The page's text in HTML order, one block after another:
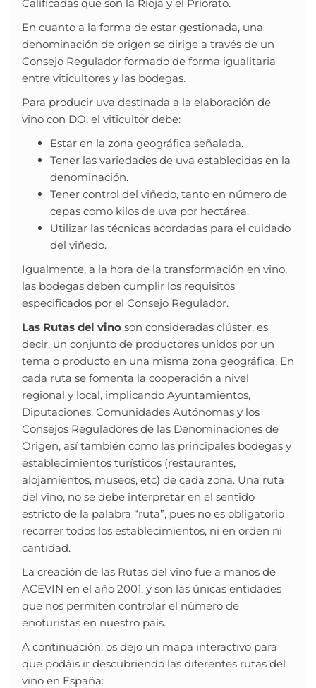
Calificadas que son la Rioja y el Priorato.
En cuanto a la forma de estar gestionada, una
denominación de origen se dirige a través de un
Consejo Regulador formado de forma igualitaria
entre viticultores y las bodegas.
Para producir uva destinada a la elaboración de
vino con DO, el viticultor debe:
Estar en la zona geográfica señalada.
Tener las variedades de uva establecidas en la
denominación.
Tener control del viñedo, tanto en número de
cepas como kilos de uva por hectárea.
Utilizar las técnicas acordadas para el cuidado
del viñedo.
Igualmente, a la hora de la transformación en vino,
las bodegas deben cumplir los requisitos
especificados por el Consejo Regulador.
Las Rutas del vino son consideradas clúster, es
decir, un conjunto de productores unidos por un
tema o producto en una misma zona geográfica. En
cada ruta se fomenta la cooperación a nivel
regional y local, implicando Ayuntamientos,
Diputaciones, Comunidades Autónomas y los
Consejos Reguladores de las Denominaciones de
Origen, así también como las principales bodegas y
establecimientos turísticos (restaurantes,
alojamientos, museos, etc) de cada zona. Una ruta
del vino, no se debe interpretar en el sentido
estricto de la palabra “ruta”, pues no es obligatorio
recorrer todos los establecimientos, ni en orden ni
cantidad.
La creación de las Rutas del vino fue a manos de
ACEVIN en el año 2001, y son las únicas entidades
que nos permiten controlar el número de
enoturistas en nuestro país.
A continuación, os dejo un mapa interactivo para
que podáis ir descubriendo las diferentes rutas del
vino en España: